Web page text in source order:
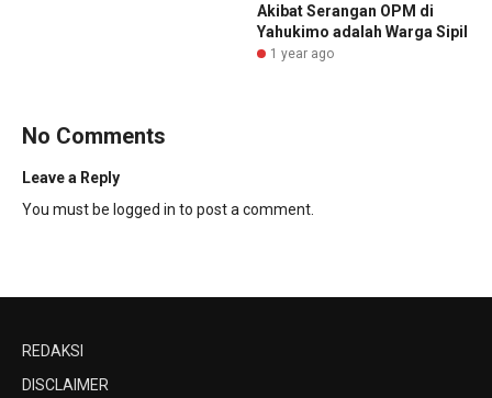
Akibat Serangan OPM di
Yahukimo adalah Warga Sipil
1 year ago
No Comments
Leave a Reply
You must be logged in to post a comment.
REDAKSI
DISCLAIMER